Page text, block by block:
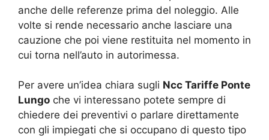
anche delle referenze prima del noleggio. Alle
volte si rende necessario anche lasciare una
cauzione che poi viene restituita nel momento in
cui torna nell’auto in autorimessa.
Per avere un’idea chiara sugli Ncc Tariffe Ponte
Lungo che vi interessano potete sempre di
chiedere dei preventivi o parlare direttamente
con gli impiegati che si occupano di questo tipo